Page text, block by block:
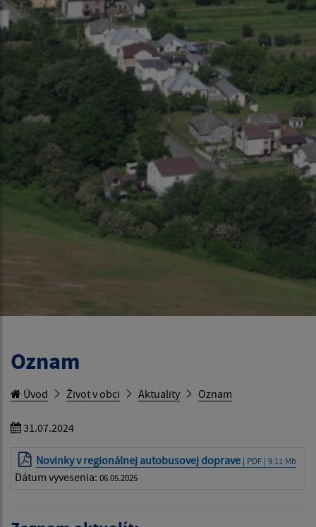
Oznam
Úvod Život v obci Aktuality Oznam
31.07.2024
Novinky v regionálnej autobusovej doprave | PDF | 9.11 Mb
Dátum vyvesenia: 06.05.2025